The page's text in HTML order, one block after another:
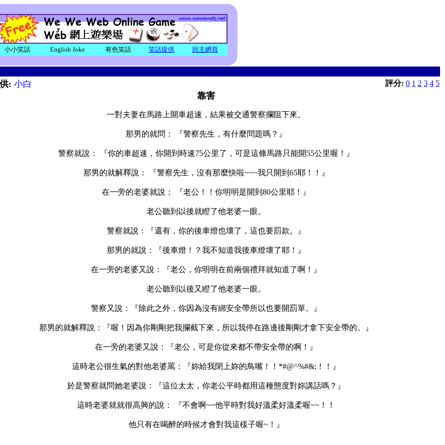
小小笑話 English Joke 有色笑話 笑話提供 回主網頁
: 小白 評分: 0 1 2 3 4 5
靠害
一對夫妻在馬路上開車超速，結果被交通警察攔阻下來。
那男的就問： 『警察先生，有什麼問題嗎？』
警察就說： 『你的車超速，你開到時速75公里了，可是這條馬路只能開55公里喔！』
那男的就解釋說： 『警察先生，沒有那麼快啦~~~我只開到65耶！！』
在一旁的老婆就說： 『老公！！你明明是開到80公里耶！』
老公聽到以後就瞪了他老婆一眼。
警察就說：『還有，你的後車燈也壞了，這也要罰款。』
那男的就說：『後車燈！？我不知道我後車燈壞了耶！』
在一旁的老婆又說：『老公，你明明在前兩個禮拜就知道了啊！』
老公聽到以後又瞪了他老婆一眼。
警察又說：『除此之外，你因為沒有綁安全帶所以也要開罰單。』
那男的就解釋說：『喔！因為你剛剛把我攔截下來，所以我停在路邊後剛剛才拿下安全帶的。』
在一旁的老婆又說：『老公，可是你從來都不帶安全帶的啊！』
這時老公很生氣的對他老婆罵：『妳給我閉上妳的鳥嘴！！*#@^%#&;！！』
於是警察就問她老婆說：『這位太太，你老公平時都用這種態度對妳講話嗎？』
這時老婆就就很高興的說： 『不會啊~~他平時對我好溫柔好溫柔喔~~！！
他只有在喝醉的時候才會對我這樣子喔~！』